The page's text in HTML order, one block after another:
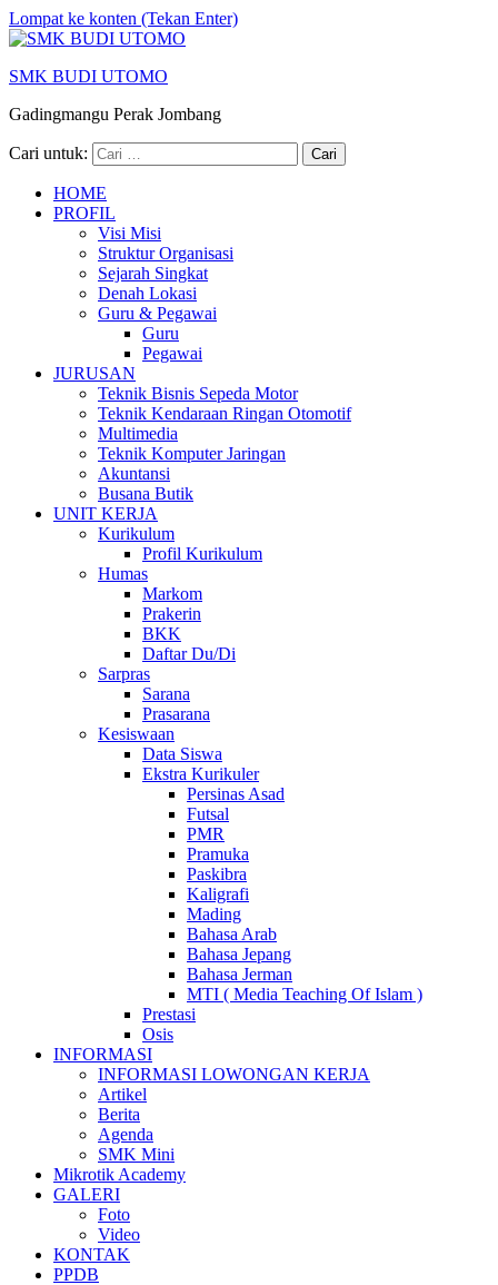
Lompat ke konten (Tekan Enter)
SMK BUDI UTOMO
Gadingmangu Perak Jombang
Cari untuk:
HOME
PROFIL
Visi Misi
Struktur Organisasi
Sejarah Singkat
Denah Lokasi
Guru & Pegawai
Guru
Pegawai
JURUSAN
Teknik Bisnis Sepeda Motor
Teknik Kendaraan Ringan Otomotif
Multimedia
Teknik Komputer Jaringan
Akuntansi
Busana Butik
UNIT KERJA
Kurikulum
Profil Kurikulum
Humas
Markom
Prakerin
BKK
Daftar Du/Di
Sarpras
Sarana
Prasarana
Kesiswaan
Data Siswa
Ekstra Kurikuler
Persinas Asad
Futsal
PMR
Pramuka
Paskibra
Kaligrafi
Mading
Bahasa Arab
Bahasa Jepang
Bahasa Jerman
MTI ( Media Teaching Of Islam )
Prestasi
Osis
INFORMASI
INFORMASI LOWONGAN KERJA
Artikel
Berita
Agenda
SMK Mini
Mikrotik Academy
GALERI
Foto
Video
KONTAK
PPDB